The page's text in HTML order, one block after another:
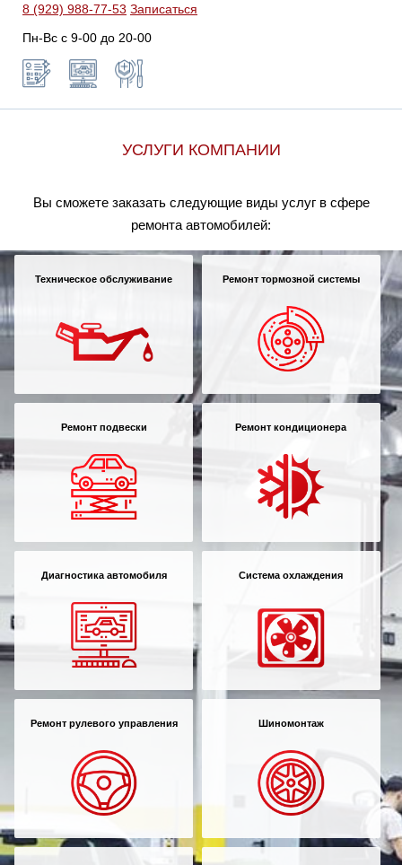
8 (929) 988-77-53 Записаться
Пн-Вс c 9-00 до 20-00
УСЛУГИ КОМПАНИИ
Вы сможете заказать следующие виды услуг в сфере
ремонта автомобилей:
Техническое обслуживание Ремонт тормозной системы
Ремонт подвески Ремонт кондиционера
Диагностика автомобиля Система охлаждения
Ремонт рулевого управления Шиномонтаж